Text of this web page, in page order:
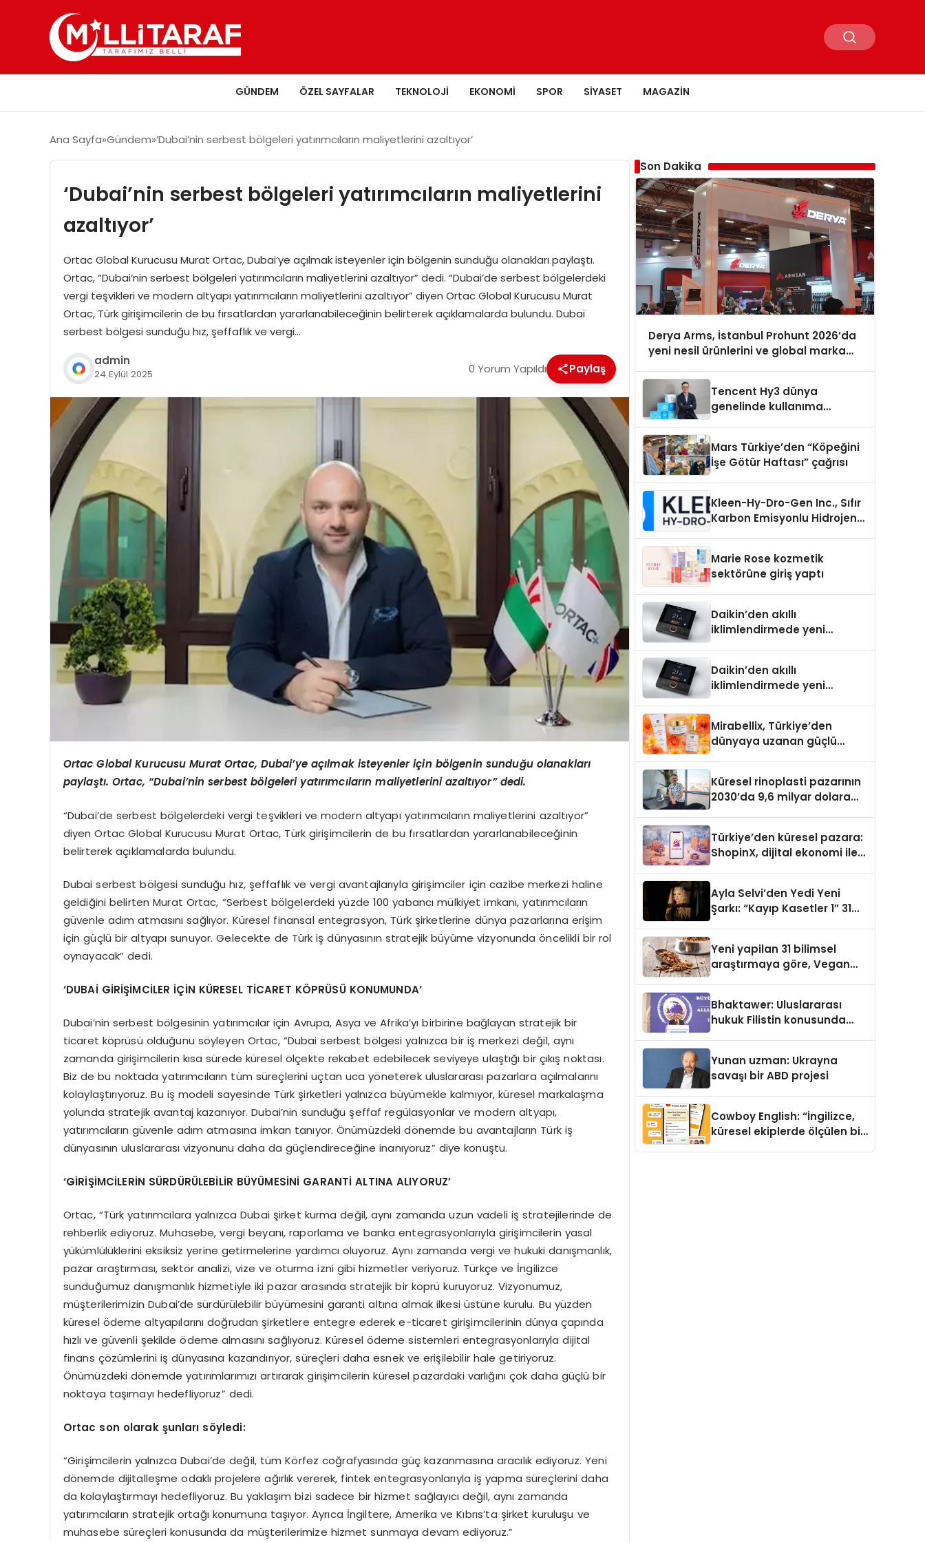
GÜNDEM ÖZEL SAYFALAR TEKNOLOJI EKONOMI SPOR SIYASET MAGAZIN
Ana Sayfa Gündem ‘Dubai’nin serbest bölgeleri yatırımcıların maliyetlerini azaltıyor’
‘Dubai’nin serbest bölgeleri yatırımcıların maliyetlerini
azaltıyor’
Ortac Global Kurucusu Murat Ortac, Dubai’ye açılmak isteyenler için bölgenin sunduğu olanakları paylaştı.
Ortac, “Dubai’nin serbest bölgeleri yatırımcıların maliyetlerini azaltıyor” dedi. “Dubai’de serbest bölgelerdeki
vergi teşvikleri ve modern altyapı yatırımcıların maliyetlerini azaltıyor” diyen Ortac Global Kurucusu Murat
Ortac, Türk girişimcilerin de bu fırsatlardan yararlanabileceğinin belirterek açıklamalarda bulundu. Dubai
serbest bölgesi sunduğu hız, şeffaflık ve vergi…
admin
24 Eylül 2025 0 Yorum Yapıldı Paylaş
Ortac Global Kurucusu Murat Ortac, Dubai’ye açılmak isteyenler için bölgenin sunduğu olanakları
paylaştı. Ortac, “Dubai’nin serbest bölgeleri yatırımcıların maliyetlerini azaltıyor” dedi.
“Dubai’de serbest bölgelerdeki vergi teşvikleri ve modern altyapı yatırımcıların maliyetlerini azaltıyor”
diyen Ortac Global Kurucusu Murat Ortac, Türk girişimcilerin de bu fırsatlardan yararlanabileceğinin
belirterek açıklamalarda bulundu.
Dubai serbest bölgesi sunduğu hız, şeffaflık ve vergi avantajlarıyla girişimciler için cazibe merkezi haline
geldiğini belirten Murat Ortac, “Serbest bölgelerdeki yüzde 100 yabancı mülkiyet imkanı, yatırımcıların
güvenle adım atmasını sağlıyor. Küresel finansal entegrasyon, Türk şirketlerine dünya pazarlarına erişim
için güçlü bir altyapı sunuyor. Gelecekte de Türk iş dünyasının stratejik büyüme vizyonunda öncelikli bir rol
oynayacak” dedi.
‘DUBAİ GİRİŞİMCİLER İÇİN KÜRESEL TİCARET KÖPRÜSÜ KONUMUNDA’
Dubai’nin serbest bölgesinin yatırımcılar için Avrupa, Asya ve Afrika’yı birbirine bağlayan stratejik bir
ticaret köprüsü olduğunu söyleyen Ortac, “Dubai serbest bölgesi yalnızca bir iş merkezi değil, aynı
zamanda girişimcilerin kısa sürede küresel ölçekte rekabet edebilecek seviyeye ulaştığı bir çıkış noktası.
Biz de bu noktada yatırımcıların tüm süreçlerini uçtan uca yöneterek uluslararası pazarlara açılmalarını
kolaylaştırıyoruz. Bu iş modeli sayesinde Türk şirketleri yalnızca büyümekle kalmıyor, küresel markalaşma
yolunda stratejik avantaj kazanıyor. Dubai’nin sunduğu şeffaf regülasyonlar ve modern altyapı,
yatırımcıların güvenle adım atmasına imkan tanıyor. Önümüzdeki dönemde bu avantajların Türk iş
dünyasının uluslararası vizyonunu daha da güçlendireceğine inanıyoruz” diye konuştu.
‘GİRİŞİMCİLERİN SÜRDÜRÜLEBİLİR BÜYÜMESİNİ GARANTİ ALTINA ALIYORUZ’
Ortac, “Türk yatırımcılara yalnızca Dubai şirket kurma değil, aynı zamanda uzun vadeli iş stratejilerinde de
rehberlik ediyoruz. Muhasebe, vergi beyanı, raporlama ve banka entegrasyonlarıyla girişimcilerin yasal
yükümlülüklerini eksiksiz yerine getirmelerine yardımcı oluyoruz. Aynı zamanda vergi ve hukuki danışmanlık,
pazar araştırması, sektör analizi, vize ve oturma izni gibi hizmetler veriyoruz. Türkçe ve İngilizce
sunduğumuz danışmanlık hizmetiyle iki pazar arasında stratejik bir köprü kuruyoruz. Vizyonumuz,
müşterilerimizin Dubai’de sürdürülebilir büyümesini garanti altına almak ilkesi üstüne kurulu. Bu yüzden
küresel ödeme altyapılarını doğrudan şirketlere entegre ederek e-ticaret girişimcilerinin dünya çapında
hızlı ve güvenli şekilde ödeme almasını sağlıyoruz. Küresel ödeme sistemleri entegrasyonlarıyla dijital
finans çözümlerini iş dünyasına kazandırıyor, süreçleri daha esnek ve erişilebilir hale getiriyoruz.
Önümüzdeki dönemde yatırımlarımızı artırarak girişimcilerin küresel pazardaki varlığını çok daha güçlü bir
noktaya taşımayı hedefliyoruz” dedi.
Ortac son olarak şunları söyledi:
“Girişimcilerin yalnızca Dubai’de değil, tüm Körfez coğrafyasında güç kazanmasına aracılık ediyoruz. Yeni
dönemde dijitalleşme odaklı projelere ağırlık vererek, fintek entegrasyonlarıyla iş yapma süreçlerini daha
da kolaylaştırmayı hedefliyoruz. Bu yaklaşım bizi sadece bir hizmet sağlayıcı değil, aynı zamanda
yatırımcıların stratejik ortağı konumuna taşıyor. Ayrıca İngiltere, Amerika ve Kıbrıs’ta şirket kuruluşu ve
muhasebe süreçleri konusunda da müşterilerimize hizmet sunmaya devam ediyoruz.”
Son Dakika
Derya Arms, İstanbul Prohunt 2026’da
yeni nesil ürünlerini ve global marka
Tencent Hy3 dünya
genelinde kullanıma
Mars Türkiye’den “Köpeğini
İşe Götür Haftası” çağrısı
Kleen-Hy-Dro-Gen Inc., Sıfır
Karbon Emisyonlu Hidrojen
Aldı
Marie Rose kozmetik
sektörüne giriş yaptı
Daikin’den akıllı
iklimlendirmede yeni
Daikin’den akıllı
iklimlendirmede yeni
Mirabellix, Türkiye’den
dünyaya uzanan güçlü
Küresel rinoplasti pazarının
2030’da 9,6 milyar dolara
Türkiye’den küresel pazara:
ShopinX, dijital ekonomi ile
Ayla Selvi’den Yedi Yeni
Şarkı: “Kayıp Kasetler 1” 31
Yeni yapilan 31 bilimsel
araştırmaya göre, Vegan
Sindirildiğini Ortaya Koydu
Bhaktawer: Uluslararası
hukuk Filistin konusunda
Yunan uzman: Ukrayna
savaşı bir ABD projesi
Cowboy English: “İngilizce,
küresel ekiplerde ölçülen bir